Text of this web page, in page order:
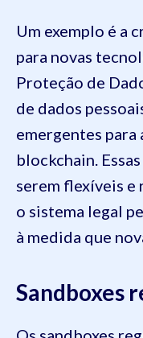
Um exemplo é a
para novas
Proteção de
de dados
emergentes
blockchain.
serem flexíveis e
o sistema legal
à medida que
Sandboxes